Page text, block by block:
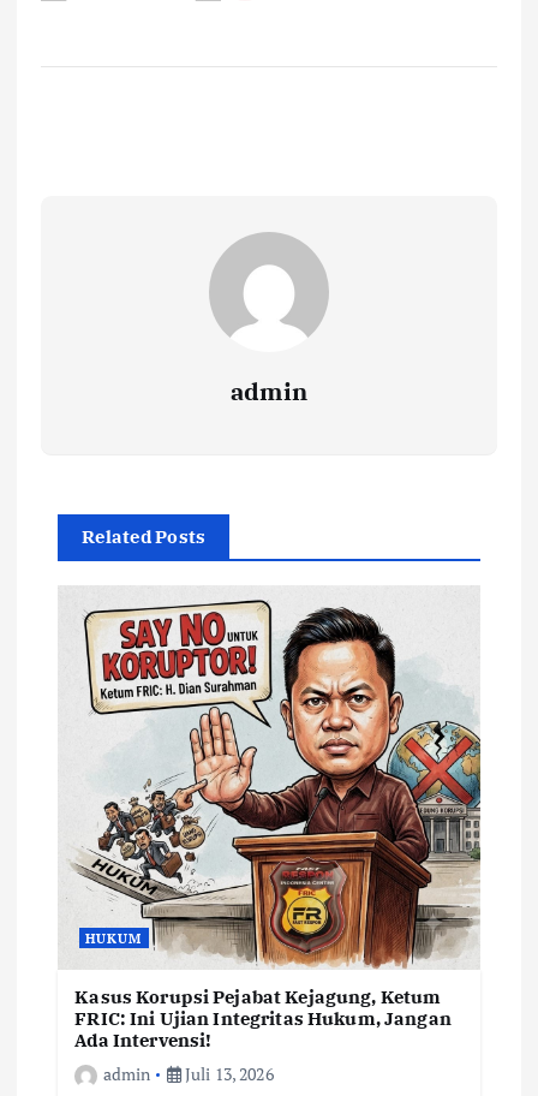
admin
Related Posts
HUKUM
Kasus Korupsi Pejabat Kejagung, Ketum
FRIC: Ini Ujian Integritas Hukum, Jangan
Ada Intervensi!
admin
Juli 13, 2026